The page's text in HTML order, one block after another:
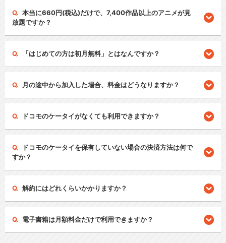
本当に660円(税込)だけで、7,400作品以上のアニメが見
放題ですか？
「はじめての方は初月無料」とはなんですか？
月の途中から加入した場合、料金はどうなりますか？
ドコモのケータイがなくても利用できますか？
ドコモのケータイを保有していない場合の決済方法は何で
すか？
解約にはどれくらいかかりますか？
電子書籍は月額料金だけで利用できますか？